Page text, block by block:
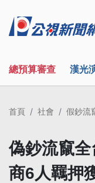
總預算審查 漢光
首頁 社會 假鈔流
偽鈔流竄
商6人羈押